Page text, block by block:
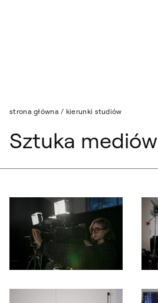
strona główna / kierunki studiów
Sztuka mediów